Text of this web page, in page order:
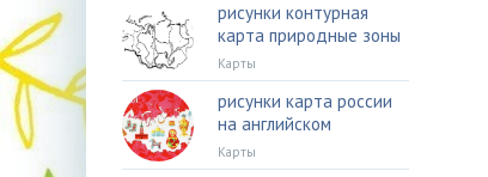
рисунки контурная
карта природные зоны
Карты
рисунки карта россии
на английском
Карты